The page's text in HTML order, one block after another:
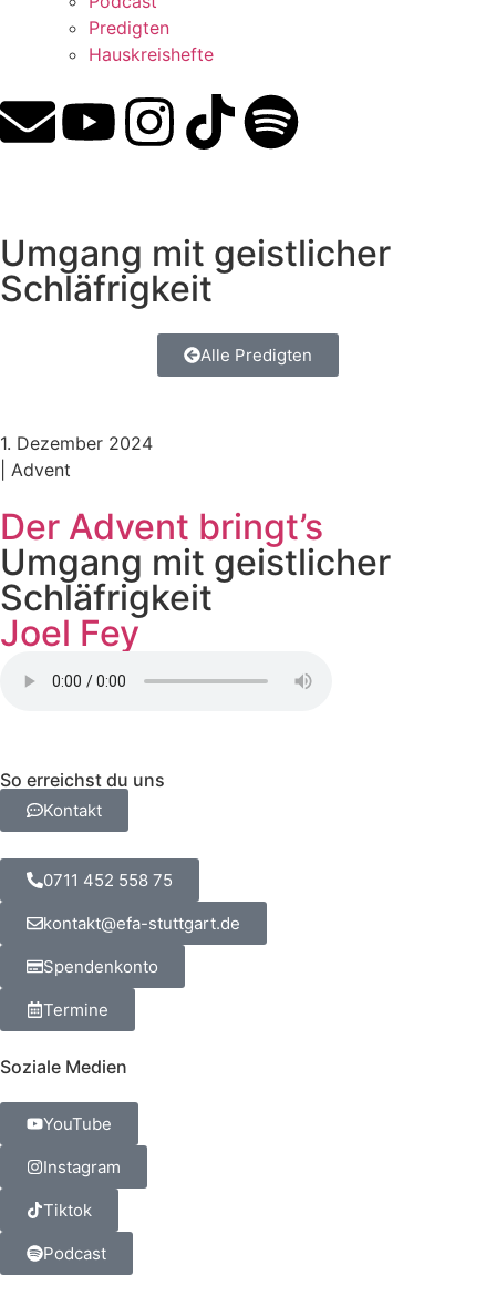
Predigten
Hauskreishefte
Umgang mit geistlicher
Schläfrigkeit
Alle Predigten
1. Dezember 2024
| Advent
Der Advent bringt’s
Umgang mit geistlicher
Schläfrigkeit
Joel Fey
So erreichst du uns
Kontakt
0711 452 558 75
kontakt@efa-stuttgart.de
Spendenkonto
Termine
Soziale Medien
YouTube
Instagram
Tiktok
Podcast